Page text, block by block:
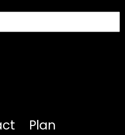
Plan